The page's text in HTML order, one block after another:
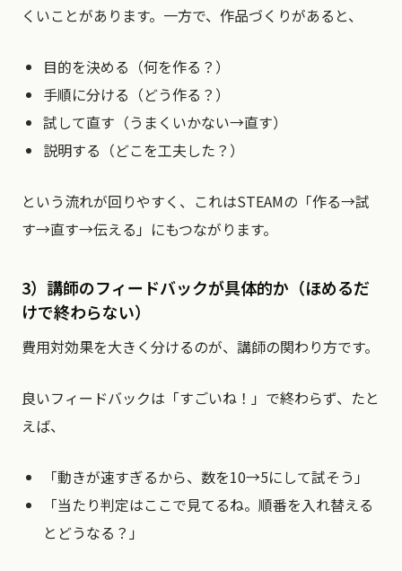
くいことがあります。一方で、作品づくりがあると、
目的を決める（何を作る？）
手順に分ける（どう作る？）
試して直す（うまくいかない→直す）
説明する（どこを工夫した？）
という流れが回りやすく、これはSTEAMの「作る→試
す→直す→伝える」にもつながります。
3）講師のフィードバックが具体的か（ほめるだ
けで終わらない）
費用対効果を大きく分けるのが、講師の関わり方です。
良いフィードバックは「すごいね！」で終わらず、たと
えば、
「動きが速すぎるから、数を10→5にして試そう」
「当たり判定はここで見てるね。順番を入れ替える
とどうなる？」